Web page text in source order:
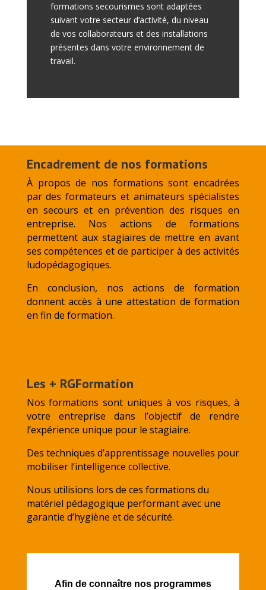
formations secourismes sont adaptées
suivant votre secteur d’activité, du niveau
de vos collaborateurs et des installations
présentes dans votre environnement de
travail.
Encadrement de nos formations
À propos de nos formations sont encadrées
par des formateurs et animateurs spécialistes
en secours et en prévention des risques en
entreprise. Nos actions de formations
permettent aux stagiaires de mettre en avant
ses compétences et de participer à des activités
ludopédagogiques.
En conclusion, nos actions de formation
donnent accès à une attestation de formation
en fin de formation.
Les + RGFormation
Nos formations sont uniques à vos risques, à
votre entreprise dans l’objectif de rendre
l’expérience unique pour le stagiaire.
Des techniques d’apprentissage nouvelles pour
mobiliser l’intelligence collective.
Nous utilisions lors de ces formations du
matériel pédagogique performant avec une
garantie d’hygiène et de sécurité.
Afin de connaître nos programmes